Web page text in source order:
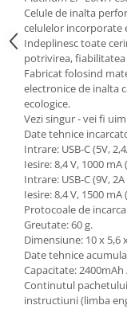
tableta
Telefoane mobile
Casti
Telefoane mobile
Custi aparate foto-
Incarcatoare auto
Telefoane mobile
Celule de inalta
celulelor incorporate
Indeplinesc toate
potrivirea,
Fabricat folosind
electronice de inalta
ecologice.
Vezi singur - vei fi
Date tehnice
Intrare: USB-C (5V,
Iesire: 8,4 V, 1000 mA
Intrare: USB-C (9V, 2A
Iesire: 8,4 V, 1500 mA
Protocoale de
Greutate: 60 g.
Dimensiune: 10 x 5,6
Date tehnice
Capacitate: 2400mAh
Continutul
instructiuni (limba